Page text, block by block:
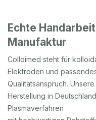
Echte
Manufaktur
Colloimed steht für
Elektroden und
Qualitätsanspruch.
Herstellung in
Plasmaverfahren